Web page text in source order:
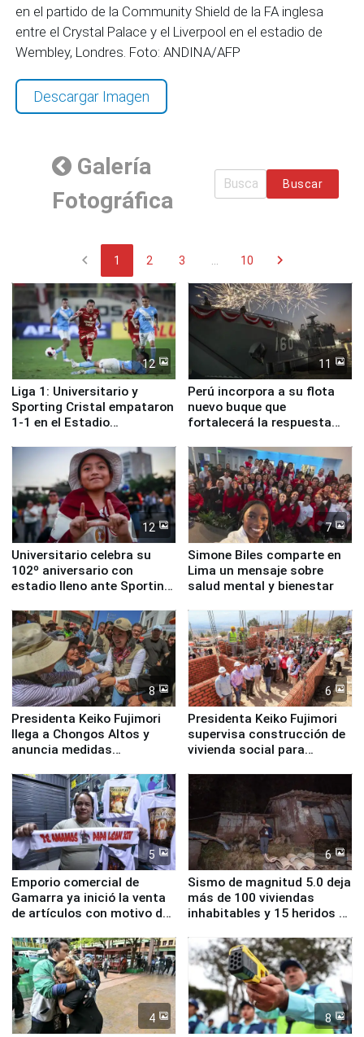
en el partido de la Community Shield de la FA inglesa
entre el Crystal Palace y el Liverpool en el estadio de
Wembley, Londres. Foto: ANDINA/AFP
Descargar Imagen
Galería
Fotográfica
Buscar
chevron_left 1 2 3 10 chevron_right
12
Liga 1: Universitario y
Sporting Cristal empataron
1-1 en el Estadio
11
Perú incorpora a su flota
nuevo buque que
fortalecerá la respuesta
12
Universitario celebra su
102º aniversario con
estadio lleno ante Sporting
7
Simone Biles comparte en
Lima un mensaje sobre
salud mental y bienestar
8
Presidenta Keiko Fujimori
llega a Chongos Altos y
anuncia medidas
educación, salud y empleo
6
Presidenta Keiko Fujimori
supervisa construcción de
vivienda social para
5
Emporio comercial de
Gamarra ya inició la venta
de artículos con motivo de
6
Sismo de magnitud 5.0 deja
más de 100 viviendas
inhabitables y 15 heridos en
4 8